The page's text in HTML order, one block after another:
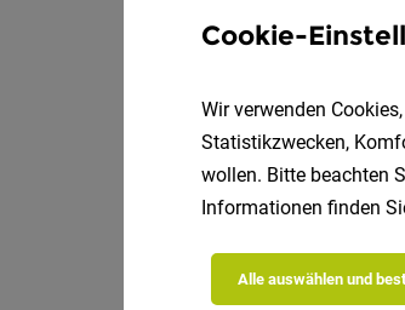
Cookie-
Wir verwenden
Statistikzwecken,
wollen. Bitte beachten
Informationen finden
Alle auswählen und